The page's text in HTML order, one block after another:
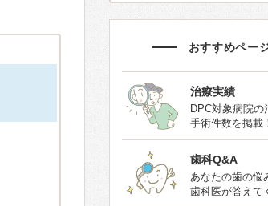
おすすめペー
治療実績
DPC対象病院の
手術件数を掲載
歯科Q&A
あなたの歯の悩
歯科医が答えて